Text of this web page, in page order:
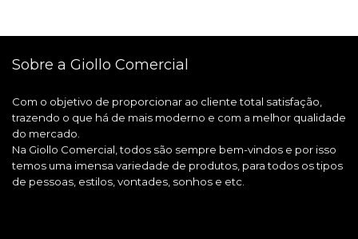
Sobre a Giollo Comercial
Com o objetivo de proporcionar ao cliente total satisfação,
trazendo o que há de mais moderno e com a melhor qualidade
do mercado.
Na Giollo Comercial, todos são sempre bem-vindos e por isso
temos uma imensa variedade de produtos, para todos os tipos
de pessoas, estilos, vontades, sonhos e etc.